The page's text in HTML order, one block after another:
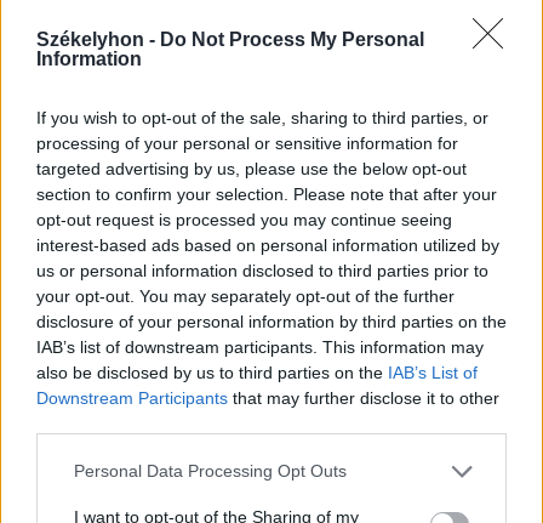
Székelyhon - Do Not Process My Personal
Information
If you wish to opt-out of the sale, sharing to third parties, or
processing of your personal or sensitive information for
targeted advertising by us, please use the below opt-out
section to confirm your selection. Please note that after your
opt-out request is processed you may continue seeing
interest-based ads based on personal information utilized by
us or personal information disclosed to third parties prior to
your opt-out. You may separately opt-out of the further
disclosure of your personal information by third parties on the
IAB’s list of downstream participants. This information may
also be disclosed by us to third parties on the IAB’s List of
Downstream Participants that may further disclose it to other
Personal Data Processing Opt Outs
I want to opt-out of the Sharing of my
Fagyos reggelre ébredt Székelyföld
hétfőn